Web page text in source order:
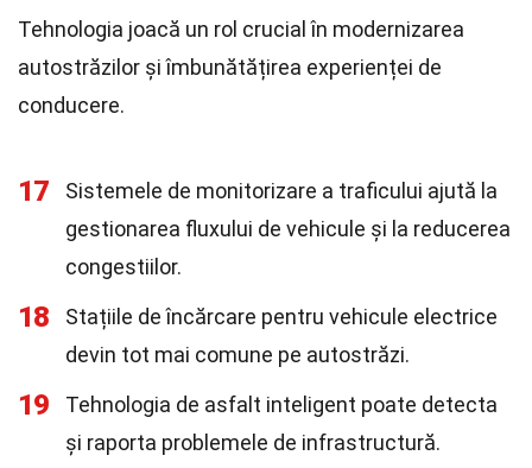
Tehnologia joacă un rol crucial în modernizarea
autostrăzilor și îmbunătățirea experienței de
conducere.
17
Sistemele de monitorizare a traficului ajută la
gestionarea fluxului de vehicule și la reducerea
congestiilor.
18
Stațiile de încărcare pentru vehicule electrice
devin tot mai comune pe autostrăzi.
19
Tehnologia de asfalt inteligent poate detecta
și raporta problemele de infrastructură.